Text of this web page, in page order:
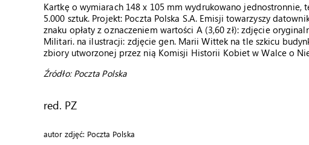
Kartkę o wymiarach 148 x 105 mm wydrukowano jednostronnie,
5.000 sztuk. Projekt: Poczta Polska S.A. Emisji towarzyszy
znaku opłaty z oznaczeniem wartości A (3,60 zł): zdjęcie
Militari. na ilustracji: zdjęcie gen. Marii Wittek na tle szkicu
zbiory utworzonej przez nią Komisji Historii Kobiet w Walce o
Źródło: Poczta Polska
red. PZ
autor zdjęć: Poczta Polska